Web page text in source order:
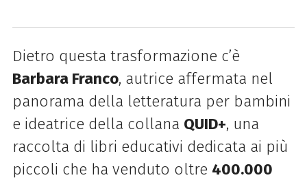
Dietro questa trasformazione c’è
Barbara Franco, autrice affermata nel
panorama della letteratura per bambini
e ideatrice della collana QUID+, una
raccolta di libri educativi dedicata ai più
piccoli che ha venduto oltre 400.000